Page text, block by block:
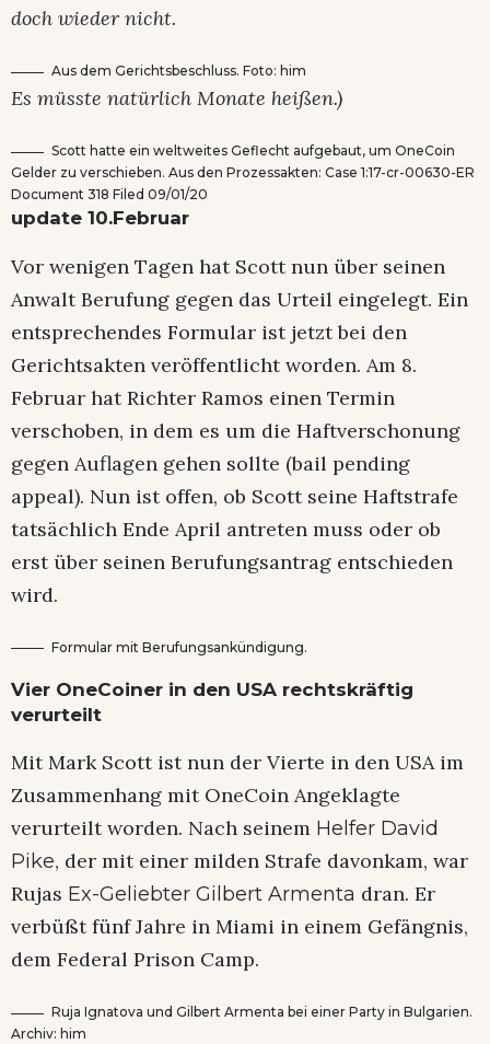
doch wieder nicht.
Aus dem Gerichtsbeschluss. Foto: him
Es müsste natürlich Monate heißen.)
Scott hatte ein weltweites Geflecht aufgebaut, um OneCoin
Gelder zu verschieben. Aus den Prozessakten: Case 1:17-cr-00630-ER
Document 318 Filed 09/01/20
update 10.Februar
Vor wenigen Tagen hat Scott nun über seinen
Anwalt Berufung gegen das Urteil eingelegt. Ein
entsprechendes Formular ist jetzt bei den
Gerichtsakten veröffentlicht worden. Am 8.
Februar hat Richter Ramos einen Termin
verschoben, in dem es um die Haftverschonung
gegen Auflagen gehen sollte (bail pending
appeal). Nun ist offen, ob Scott seine Haftstrafe
tatsächlich Ende April antreten muss oder ob
erst über seinen Berufungsantrag entschieden
wird.
Formular mit Berufungsankündigung.
Vier OneCoiner in den USA rechtskräftig
verurteilt
Mit Mark Scott ist nun der Vierte in den USA im
Zusammenhang mit OneCoin Angeklagte
verurteilt worden. Nach seinem Helfer David
Pike, der mit einer milden Strafe davonkam, war
Rujas Ex-Geliebter Gilbert Armenta dran. Er
verbüßt fünf Jahre in Miami in einem Gefängnis,
dem Federal Prison Camp.
Ruja Ignatova und Gilbert Armenta bei einer Party in Bulgarien.
Archiv: him